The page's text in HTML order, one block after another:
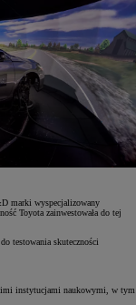
marki wyspecjalizowany
Toyota zainwestowała do tej
testowania skuteczności
instytucjami naukowymi, w tym